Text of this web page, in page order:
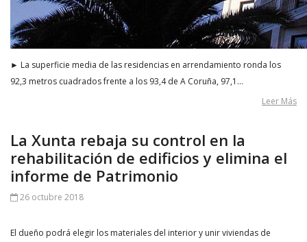
► La superficie media de las residencias en arrendamiento ronda los
92,3 metros cuadrados frente a los 93,4 de A Coruña, 97,1…
Leer Más
La Xunta rebaja su control en la
rehabilitación de edificios y elimina el
informe de Patrimonio
26 octubre 2018
El dueño podrá elegir los materiales del interior y unir viviendas de